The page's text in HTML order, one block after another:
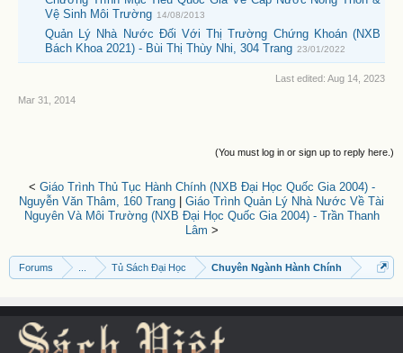
Vệ Sinh Môi Trường 14/08/2013
Quản Lý Nhà Nước Đối Với Thị Trường Chứng Khoán (NXB
Bách Khoa 2021) - Bùi Thị Thùy Nhi, 304 Trang 23/01/2022
Last edited: Aug 14, 2023
Mar 31, 2014
(You must log in or sign up to reply here.)
< Giáo Trình Thủ Tục Hành Chính (NXB Đại Học Quốc Gia 2004) -
Nguyễn Văn Thâm, 160 Trang
Giáo Trình Quản Lý Nhà Nước Về Tài
Nguyên Và Môi Trường (NXB Đại Học Quốc Gia 2004) - Trần Thanh
Lâm >
Forums Tủ Sách Đại Học Chuyên Ngành Hành Chính